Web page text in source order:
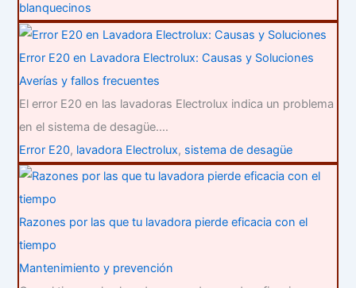
blanquecinos
Error E20 en Lavadora Electrolux: Causas y Soluciones
Averías y fallos frecuentes
El error E20 en las lavadoras Electrolux indica un problema
en el sistema de desagüe.…
Error E20, lavadora Electrolux, sistema de desagüe
Razones por las que tu lavadora pierde eficacia con el
tiempo
Mantenimiento y prevención